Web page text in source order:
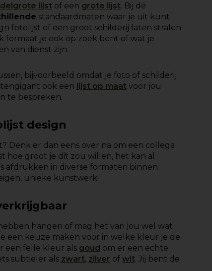
lijst of een grote lijst. Bij dé
standaardmaten waar je uit kunt
fotolijst of een groot schilderij laten stralen
formaat je ook op zoek bent of wat je
van dienst zijn.
bijvoorbeeld omdat je foto of schilderij
ook een lijst op maat voor jou
te bespreken.
design
Denk er dan eens over na om een collega
hoe groot je dit zou willen, het kan al
afdrukken in diverse formaten binnen
unieke kunstwerk!
hangen of mag het van jou wel wat
een keuze maken voor in welke kleur je de
een felle kleur als goud om er een echte
subtieler als zwart, zilver of wit. Jij bent de